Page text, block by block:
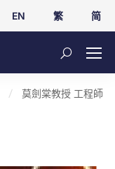
EN 繁 简
莫劍棠教授 工程師